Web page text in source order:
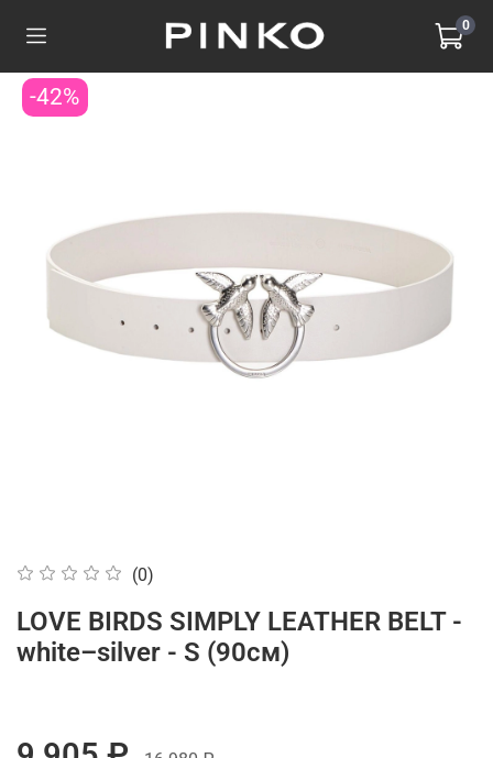
0
-42%
(0)
LOVE BIRDS SIMPLY LEATHER BELT -
white–silver - S (90см)